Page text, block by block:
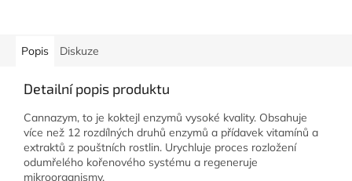
Popis Diskuze
Detailní popis produktu
Cannazym, to je koktejl enzymů vysoké kvality. Obsahuje
více než 12 rozdílných druhů enzymů a přídavek vitamínů a
extraktů z pouštních rostlin. Urychluje proces rozložení
odumřelého kořenového systému a regeneruje
mikroorganismy.